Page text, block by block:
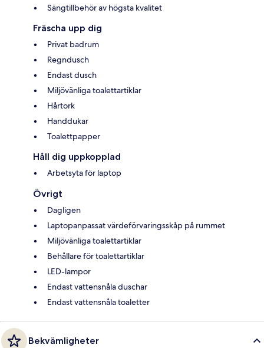
Sängtillbehör av högsta kvalitet
Fräscha upp dig
Privat badrum
Regndusch
Endast dusch
Miljövänliga toalettartiklar
Hårtork
Handdukar
Toalettpapper
Håll dig uppkopplad
Arbetsyta för laptop
Övrigt
Dagligen
Laptopanpassat värdeförvaringsskåp på rummet
Miljövänliga toalettartiklar
Behållare för toalettartiklar
LED-lampor
Endast vattensnåla duschar
Endast vattensnåla toaletter
Bekvämligheter